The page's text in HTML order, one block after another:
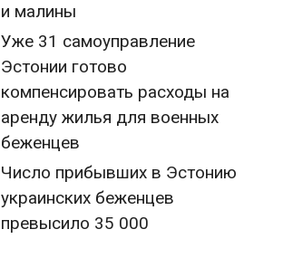
и малины
Уже 31 самоуправление
Эстонии готово
компенсировать расходы на
аренду жилья для военных
беженцев
Число прибывших в Эстонию
украинских беженцев
превысило 35 000